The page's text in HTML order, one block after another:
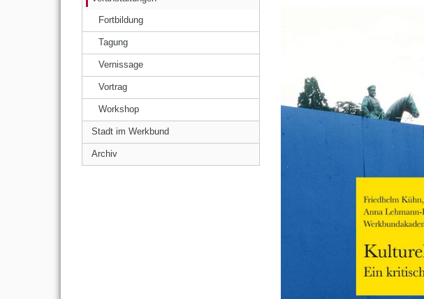
Fortbildung
Tagung
Vernissage
Vortrag
Workshop
Stadt im Werkbund
Archiv